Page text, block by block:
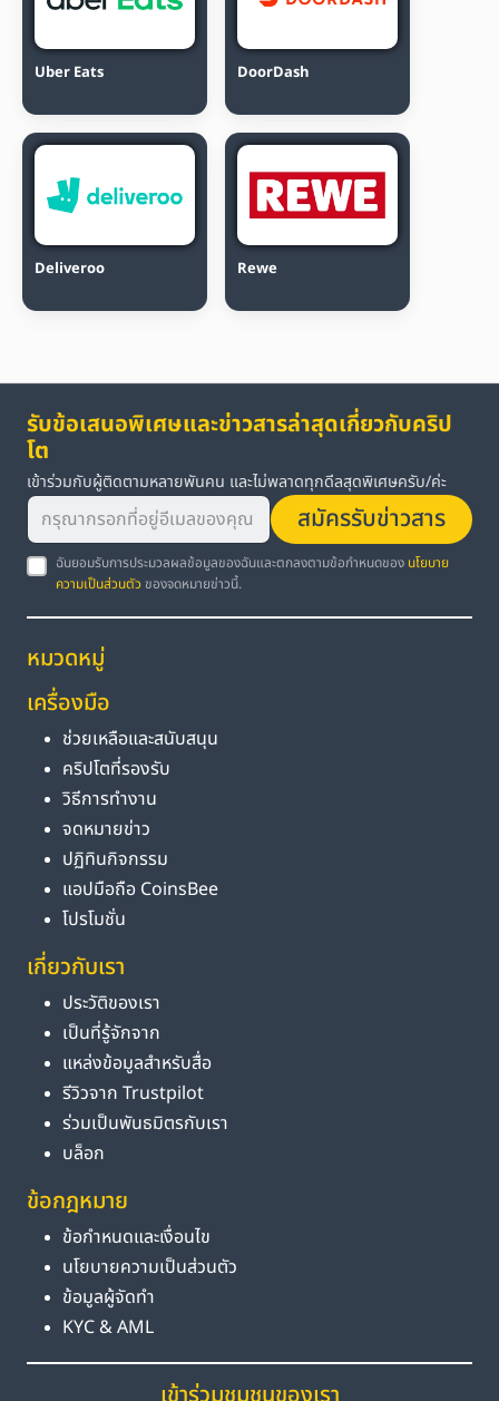
Uber Eats DoorDash
Deliveroo Rewe
รับข้อเสนอพิเศษและข่าวสารล่าสุดเกี่ยวกับคริป
โต
เข้าร่วมกับผู้ติดตามหลายพันคน และไม่พลาดทุกดีลสุดพิเศษครับ/ค่ะ
สมัครรับข่าวสาร
ฉันยอมรับการประมวลผลข้อมูลของฉันและตกลงตามข้อกำหนดของ นโยบาย
ความเป็นส่วนตัว ของจดหมายข่าวนี้.
หมวดหมู่
เครื่องมือ
ช่วยเหลือและสนับสนุน
คริปโตที่รองรับ
วิธีการทำงาน
จดหมายข่าว
ปฏิทินกิจกรรม
แอปมือถือ CoinsBee
โปรโมชั่น
เกี่ยวกับเรา
ประวัติของเรา
เป็นที่รู้จักจาก
แหล่งข้อมูลสำหรับสื่อ
รีวิวจาก Trustpilot
ร่วมเป็นพันธมิตรกับเรา
บล็อก
ข้อกฎหมาย
ข้อกำหนดและเงื่อนไข
นโยบายความเป็นส่วนตัว
ข้อมูลผู้จัดทำ
KYC & AML